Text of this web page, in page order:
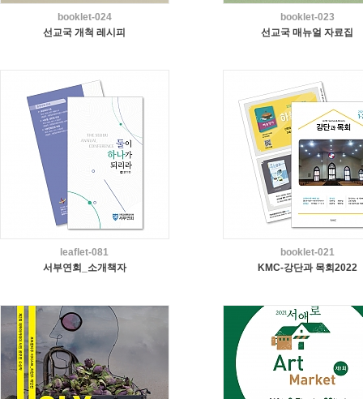
booklet-024
선교국 개척 레시피
booklet-023
선교국 매뉴얼 자료집
leaflet-081
서부연회_소개책자
booklet-021
KMC-강단과 목회2022